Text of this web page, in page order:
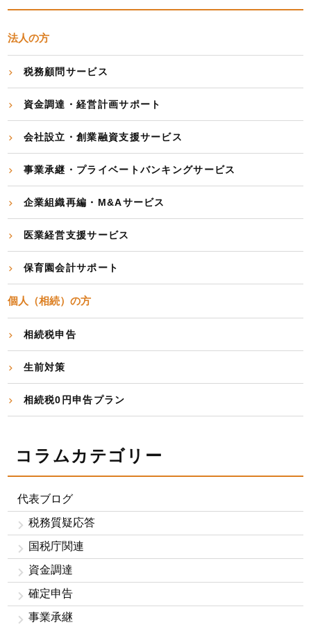
法人の方
税務顧問サービス
資金調達・経営計画サポート
会社設立・創業融資支援サービス
事業承継・プライベートバンキングサービス
企業組織再編・M&Aサービス
医業経営支援サービス
保育園会計サポート
個人（相続）の方
相続税申告
生前対策
相続税0円申告プラン
コラムカテゴリー
代表ブログ
税務質疑応答
国税庁関連
資金調達
確定申告
事業承継